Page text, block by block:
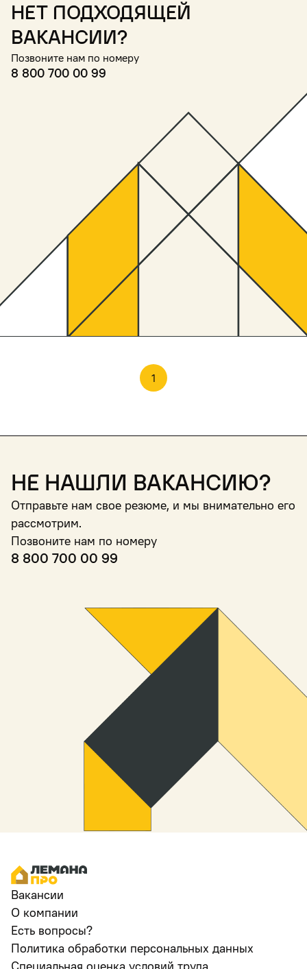
Нет подходящей
вакансии?
Позвоните нам по номеру
8 800 700 00 99
1
Не нашли вакансию?
Отправьте нам свое резюме, и мы внимательно его
рассмотрим.
Позвоните нам по номеру
8 800 700 00 99
Вакансии
О компании
Есть вопросы?
Политика обработки персональных данных